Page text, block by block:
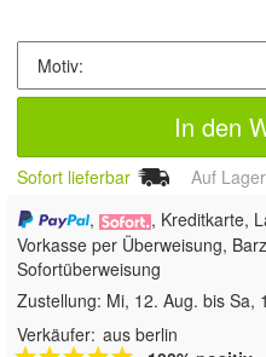
In den
Sofort lieferbar Auf
,
, Kreditkarte,
Vorkasse per Überweisung,
Sofortüberweisung
Zustellung: Mi, 12. Aug. bis Sa,
Verkäufer: aus berlin